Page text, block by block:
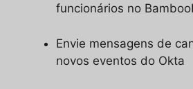
funcionários no
Envie mensagens de
novos eventos do Okta